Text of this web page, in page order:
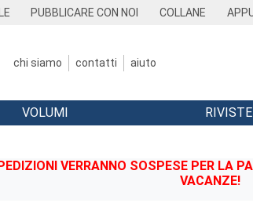
PUBBLICARE CON NOI COLLANE
chi siamo contatti aiuto
VOLUMI RIVISTE
VERRANNO SOSPESE PER LA
VACANZE!